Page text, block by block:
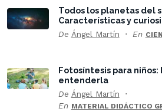
Todos los planetas del
Características y
De Ángel Martín En
Fotosíntesis para
entenderla
De Ángel Martín
En MATERIAL DIDÁCTICO